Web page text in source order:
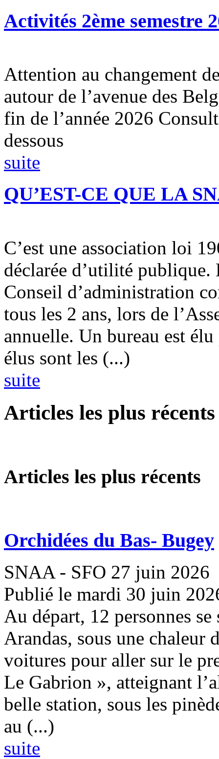
Activités 2ème semestre
Attention au changement
autour de l’avenue des
fin de l’année 2026
dessous
suite
QU’EST-CE QUE LA
C’est une association loi
déclarée d’utilité
Conseil d’administration
tous les 2 ans, lors de
annuelle. Un bureau est
élus sont les (...)
suite
Articles les plus récents
Articles les plus récents
Orchidées du Bas- Bugey
SNAA - SFO 27 juin 2026
Publié le mardi 30 juin
Au départ, 12 personnes
Arandas, sous une chaleur
voitures pour aller sur le
Le Gabrion », atteignant
belle station, sous les
au (...)
suite